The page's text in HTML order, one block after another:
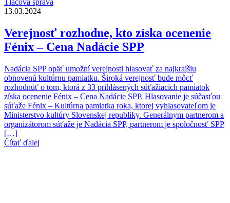
Tlačová správa
13.03.2024
Verejnosť rozhodne, kto získa ocenenie
Fénix – Cena Nadácie SPP
Nadácia SPP opäť umožní verejnosti hlasovať za najkrajšiu
obnovenú kultúrnu pamiatku. Široká verejnosť bude môcť
rozhodnúť o tom, ktorá z 33 prihlásených súťažiacich pamiatok
získa ocenenie Fénix – Cena Nadácie SPP. Hlasovanie je súčasťou
súťaže Fénix – Kultúrna pamiatka roka, ktorej vyhlasovateľom je
Ministerstvo kultúry Slovenskej republiky. Generálnym partnerom a
organizátorom súťaže je Nadácia SPP, partnerom je spoločnosť SPP
[…]
Čítať ďalej